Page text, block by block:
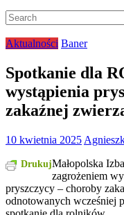
Aktualności Baner
Spotkanie dla
wystąpienia
zakaźnej
10 kwietnia 2025
DrukujMałopolska
zagrożeniem
pryszczycy – choroby
odnotowanych wcześniej